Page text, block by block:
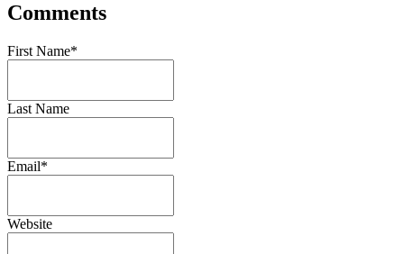
Comments
First Name*
Last Name
Email*
Website